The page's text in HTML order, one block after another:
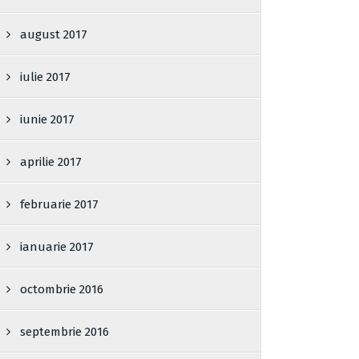
august 2017
iulie 2017
iunie 2017
aprilie 2017
februarie 2017
ianuarie 2017
octombrie 2016
septembrie 2016